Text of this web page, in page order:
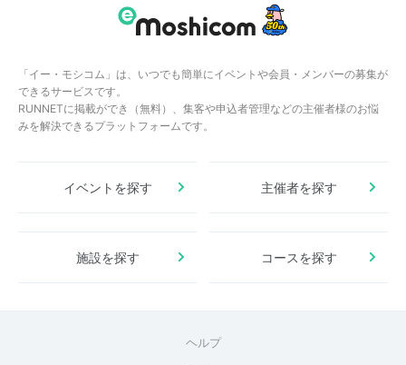
「イー・モシコム」は、いつでも簡単にイベントや会員・メンバーの募集が
できるサービスです。
RUNNETに掲載ができ（無料）、集客や申込者管理などの主催者様のお悩
みを解決できるプラットフォームです。
イベントを探す 主催者を探す
施設を探す コースを探す
ヘルプ